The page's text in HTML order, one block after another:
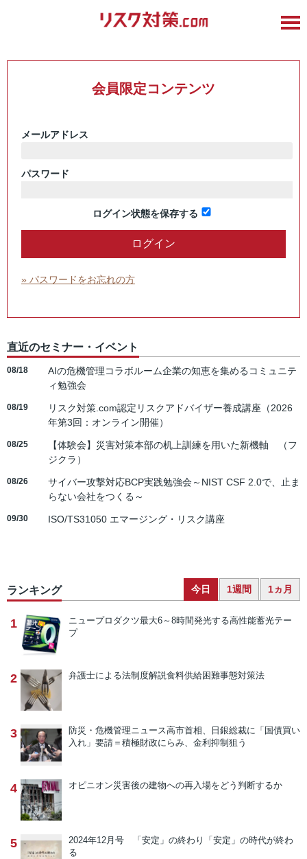
会員限定コンテンツ
メールアドレス
パスワード
ログイン状態を保存する
» パスワードをお忘れの方
直近のセミナー・イベント
08/18
AIの危機管理コラボルーム企業の知恵を集めるコミュニテ
ィ勉強会
08/19
リスク対策.com認定リスクアドバイザー養成講座（2026
年第3回：オンライン開催）
08/25
【体験会】災害対策本部の机上訓練を用いた新機軸 （フ
ジクラ）
08/26
サイバー攻撃対応BCP実践勉強会～NIST CSF 2.0で、止ま
らない会社をつくる～
09/30 ISO/TS31050 エマージング・リスク講座
ランキング 今日 1週間 1ヵ月
1 ニュープロダクツ最大6～8時間発光する高性能蓄光テー
プ
2 弁護士による法制度解説食料供給困難事態対策法
3 防災・危機管理ニュース高市首相、日銀総裁に「国債買い
入れ」要請＝積極財政にらみ、金利抑制狙う
4 オピニオン災害後の建物への再入場をどう判断するか
5 2024年12月号 「安定」の終わり
「安定」の時代が終わ
る